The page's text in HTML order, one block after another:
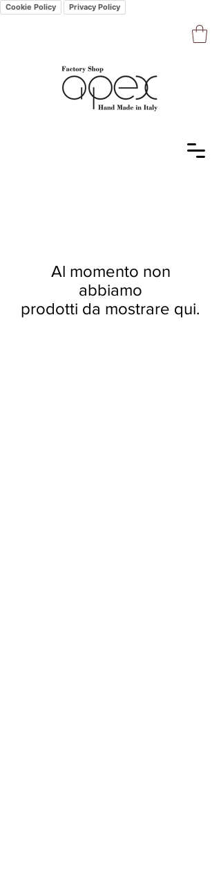
Cookie Policy Privacy Policy
Al momento non
abbiamo
prodotti da mostrare qui.